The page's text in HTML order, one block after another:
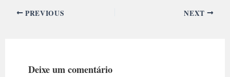
PREVIOUS NEXT
Deixe um comentário